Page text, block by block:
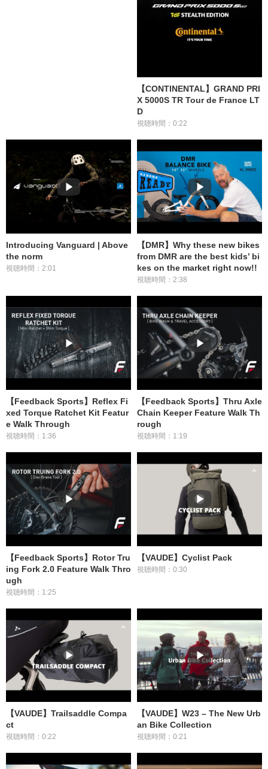
【CONTINENTAL】GRAND PRI
X 5000S TR Tour de France LT
D
視聴時間：0:22
Introducing Vanguard | Above
the norm
視聴時間：2:01
【DMR】Why these new bikes
from DMR are the best kids’ bi
kes on the market right now!!
視聴時間：2:38
【Feedback Sports】Reflex Fi
xed Torque Ratchet Kit Featur
e Walk Through
視聴時間：1:36
【Feedback Sports】Thru Axle
Chain Keeper Feature Walk Th
rough
視聴時間：1:19
【Feedback Sports】Rotor Tru
ing Fork 2.0 Feature Walk Thro
ugh
視聴時間：1:25
【VAUDE】Cyclist Pack
視聴時間：0:30
【VAUDE】Trailsaddle Compa
ct
視聴時間：0:22
【VAUDE】W23 – The New Urb
an Bike Collection
視聴時間：0:21